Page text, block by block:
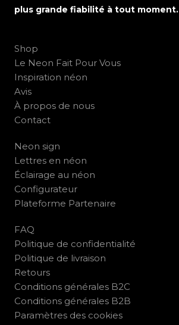
plus grande fiabilité à tout moment.
Shop
Le Neon Fait Pour Vous
Inspiration néon
Avis
À propos de nous
Contact
Neon sign
Lettres en néon
Éclairage au néon
Configurateur
Plateforme Partenaire
FAQ
Politique de confidentialité
Politique de livraison
Retours
Conditions générales B2C
Conditions générales B2B
Paramètres des cookies